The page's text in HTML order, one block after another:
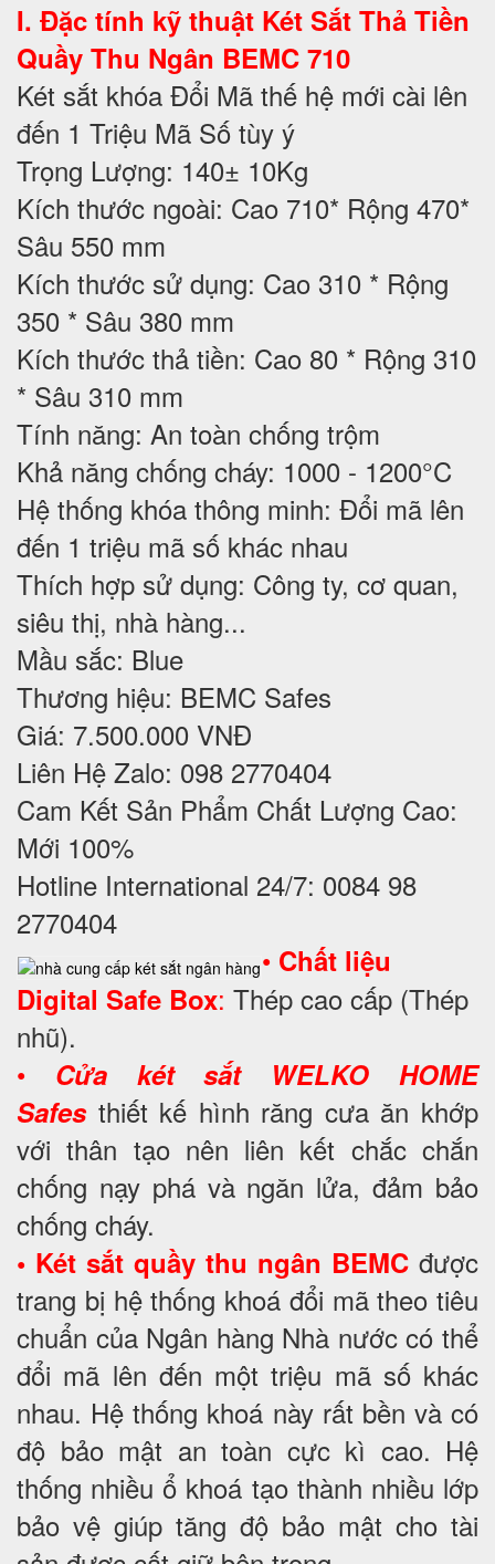
I. Đặc tính kỹ thuật Két Sắt Thả Tiền
Quầy Thu Ngân BEMC 710
Két sắt khóa Đổi Mã thế hệ mới cài lên
đến 1 Triệu Mã Số tùy ý
Trọng Lượng: 140± 10Kg
Kích thước ngoài: Cao 710* Rộng 470*
Sâu 550 mm
Kích thước sử dụng: Cao 310 * Rộng
350 * Sâu 380 mm
Kích thước thả tiền: Cao 80 * Rộng 310
* Sâu 310 mm
Tính năng: An toàn chống trộm
Khả năng chống cháy: 1000 - 1200°C
Hệ thống khóa thông minh: Đổi mã lên
đến 1 triệu mã số khác nhau
Thích hợp sử dụng: Công ty, cơ quan,
siêu thị, nhà hàng...
Mầu sắc: Blue
Thương hiệu: BEMC Safes
Giá: 7.500.000 VNĐ
Liên Hệ Zalo: 098 2770404
Cam Kết Sản Phẩm Chất Lượng Cao:
Mới 100%
Hotline International 24/7: 0084 98
2770404
• Chất liệu
Digital Safe Box: Thép cao cấp (Thép
nhũ).
• Cửa két sắt WELKO HOME
Safesthiết kế hình răng cưa ăn khớp
với thân tạo nên liên kết chắc chắn
chống nạy phá và ngăn lửa, đảm bảo
chống cháy.
• Két sắt quầy thu ngân BEMC được
trang bị hệ thống khoá đổi mã theo tiêu
chuẩn của Ngân hàng Nhà nước có thể
đổi mã lên đến một triệu mã số khác
nhau. Hệ thống khoá này rất bền và có
độ bảo mật an toàn cực kì cao. Hệ
thống nhiều ổ khoá tạo thành nhiều lớp
bảo vệ giúp tăng độ bảo mật cho tài